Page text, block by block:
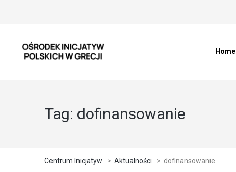
Home
Tag: dofinansowanie
Centrum Inicjatyw > Aktualności > dofinansowanie